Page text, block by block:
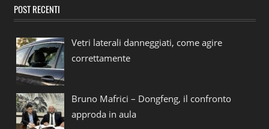
POST RECENTI
Vetri laterali danneggiati, come agire
correttamente
Bruno Mafrici – Dongfeng, il confronto
approda in aula